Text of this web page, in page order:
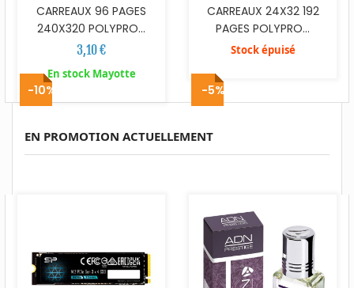
CARREAUX 96 PAGES
240X320 POLYPRO...
3,10 €
En stock Mayotte
CARREAUX 24X32 192
PAGES POLYPRO...
Stock épuisé
EN PROMOTION ACTUELLEMENT
-10% -5%